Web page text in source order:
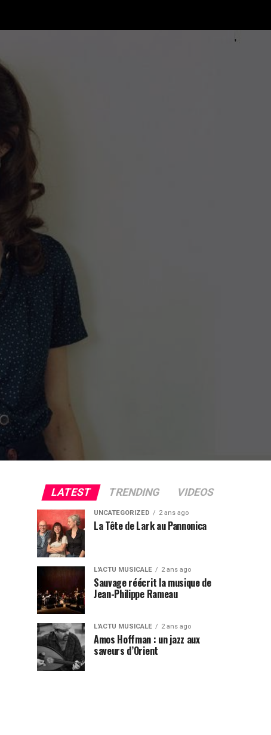
LATEST TRENDING VIDEOS
UNCATEGORIZED 2 ans ago
La Tête de Lark au Pannonica
L'ACTU MUSICALE 2 ans ago
Sauvage réécrit la musique de
Jean-Philippe Rameau
L'ACTU MUSICALE 2 ans ago
Amos Hoffman : un jazz aux
saveurs d’Orient